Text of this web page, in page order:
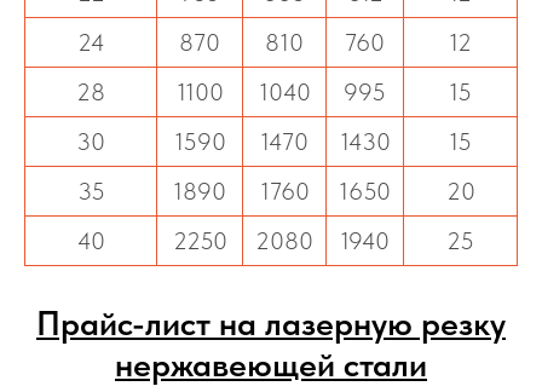
24
870 810 760
12
28
1100 1040 995
15
30
1590 1470 1430
15
35
1890 1760 1650
20
40
2250 2080 1940 25
Прайс-лист на лазерную резку
нержавеющей стали